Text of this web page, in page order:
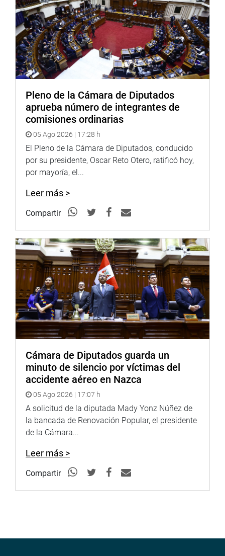
denuncia periodística.
Respecto al audio difundido, Salgado dijo que es bastante
grave que se involucre a la investidura del Presidente de
la República, es decir, se toma el nombre del jefe del
de presupuesto adicional para la máxima institución de
control del país.
“Tendremos que escuchar al ministro Thorne en la
Comisión de Fiscalización”, dijo Salgado, quien dijo
respetar la opinión individual de algunos legisladores que
acuerdo a la posición política que toma cada bancada
parlamentaria. “Que yo sepa todavía no hay nada al
respecto”, anotó.
RESCATAR ROL DEL PARLAMENTO
Salgado indicó que hay que destacar el rol del
Ejecutivo y de dar un equilibrio de poderes, que está
dando mejores resultados de lo que muchos esperaban.
Agregó que se está tratando de demostrar que hay
posibilidad de convivencia entre un Gobierno y un
Congreso de oposición, “pero aceptando los roles que nos
Pleno de la Cámara de Diputados
aprueba número de integrantes de
comisiones ordinarias
05 Ago 2026 | 17:28 h
El Pleno de la Cámara de Diputados, conducido
por su presidente, Oscar Reto Otero, ratificó hoy,
por mayoría, el...
Leer más >
Compartir
Cámara de Diputados guarda un
minuto de silencio por víctimas del
accidente aéreo en Nazca
05 Ago 2026 | 17:07 h
A solicitud de la diputada Mady Yonz Núñez de
la bancada de Renovación Popular, el presidente
de la Cámara...
Leer más >
Compartir